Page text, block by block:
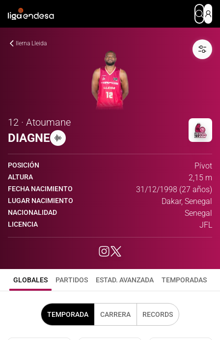
Ilerna Lleida
12 · Atoumane
DIAGNE
POSICIÓN Pívot
ALTURA 2,15 m
FECHA NACIMIENTO 31/12/1998 (27 años)
LUGAR NACIMIENTO Dakar, Senegal
NACIONALIDAD Senegal
LICENCIA JFL
GLOBALES PARTIDOS ESTAD. AVANZADA TEMPORADAS
TEMPORADA CARRERA RECORDS